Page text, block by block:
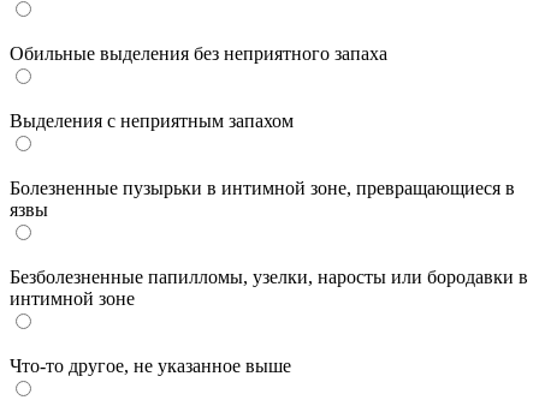
Обильные выделения без неприятного запаха
Выделения с неприятным запахом
Болезненные пузырьки в интимной зоне, превращающиеся в
язвы
Безболезненные папилломы, узелки, наросты или бородавки в
интимной зоне
Что-то другое, не указанное выше